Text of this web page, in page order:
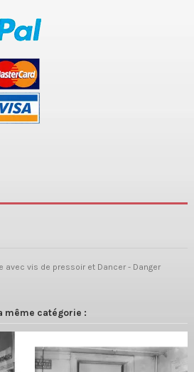
avec vis de pressoir et Dancer - Danger
même catégorie :